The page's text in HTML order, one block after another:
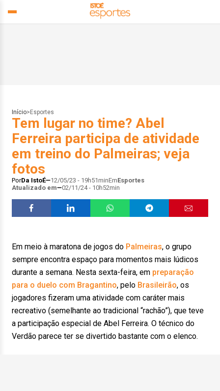
Início> Esportes
Tem lugar no time? Abel
Ferreira participa de atividade
em treino do Palmeiras; veja
fotos
PorDa IstoÉ 12/05/23 - 19h51minEmEsportes
Atualizado em
02/11/24 - 10h52min
Em meio à maratona de jogos do Palmeiras, o grupo
sempre encontra espaço para momentos mais lúdicos
durante a semana. Nesta sexta-feira, em preparação
para o duelo com Bragantino, pelo Brasileirão, os
jogadores fizeram uma atividade com caráter mais
recreativo (semelhante ao tradicional “rachão”), que teve
a participação especial de Abel Ferreira. O técnico do
Verdão parece ter se divertido bastante com o elenco.